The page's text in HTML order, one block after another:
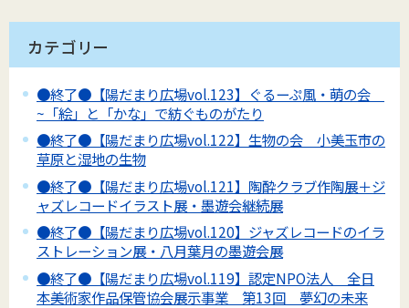
カテゴリー
●終了●【陽だまり広場vol.123】ぐるーぷ風・萌の会
~「絵」と「かな」で紡ぐものがたり
●終了●【陽だまり広場vol.122】生物の会 小美玉市の
草原と湿地の生物
●終了●【陽だまり広場vol.121】陶酔クラブ作陶展＋ジ
ャズレコードイラスト展・墨遊会継続展
●終了●【陽だまり広場vol.120】ジャズレコードのイラ
ストレーション展・八月葉月の墨遊会展
●終了●【陽だまり広場vol.119】認定NPO法人 全日
本美術家作品保管協会展示事業 第13回 夢幻の未来